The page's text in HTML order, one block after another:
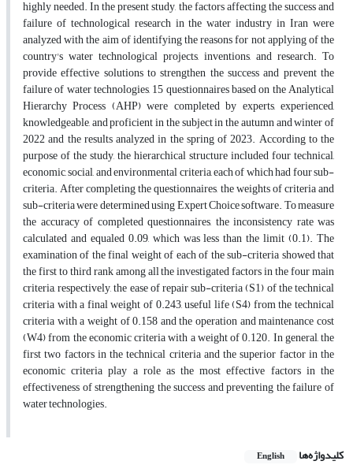
highly needed. In the present study, the factors affecting the success and
failure of technological research in the water industry in Iran were
analyzed with the aim of identifying the reasons for not applying of the
country's water technological projects, inventions, and research. To
provide effective solutions to strengthen the success and prevent the
failure of water technologies, 15 questionnaires based on the Analytical
Hierarchy Process (AHP) were completed by experts, experienced,
knowledgeable, and proficient in the subject in the autumn and winter of
2022 and the results analyzed in the spring of 2023. According to the
purpose of the study, the hierarchical structure included four technical,
economic, social, and environmental criteria, each of which had four sub-
criteria. After completing the questionnaires, the weights of criteria and
sub-criteria were determined using Expert Choice software. To measure
the accuracy of completed questionnaires, the inconsistency rate was
calculated and equaled 0.09, which was less than the limit (0.1). The
examination of the final weight of each of the sub-criteria showed that
the first to third rank among all the investigated factors in the four main
criteria, respectively, the ease of repair sub-criteria (S1) of the technical
criteria with a final weight of 0.243, useful life (S4) from the technical
criteria with a weight of 0.158 and the operation and maintenance cost
(W4) from the economic criteria with a weight of 0.120. In general, the
first two factors in the technical criteria and the superior factor in the
economic criteria play a role as the most effective factors in the
effectiveness of strengthening the success and preventing the failure of
water technologies.
کلیدواژه‌ها English